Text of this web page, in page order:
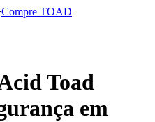
Compre TOAD
Toad
em